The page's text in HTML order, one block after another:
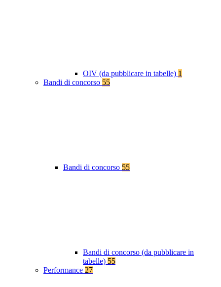
OIV (da pubblicare in tabelle) 1
Bandi di concorso 55
Bandi di concorso 55
Bandi di concorso (da pubblicare in
tabelle) 55
Performance 27